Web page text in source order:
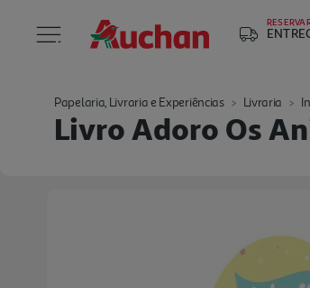
Papelaria, Livraria e Experiências Livraria
Livro Adoro Os